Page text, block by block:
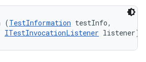
(TestInformation testInfo,
ITestInvocationListener listener)